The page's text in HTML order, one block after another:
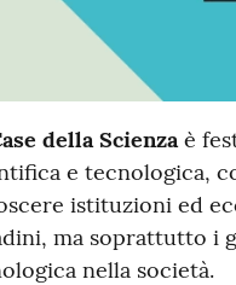
della Scienzaè
e tecnologica,
istituzioni ed
ma soprattutto i
nella società.